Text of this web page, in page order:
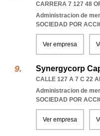
CARRERA 7 127 48
Administracion de
SOCIEDAD POR
Ver empresa
Synergycorp
CALLE 127 A 7 C 22
Administracion de
SOCIEDAD POR
Ver empresa